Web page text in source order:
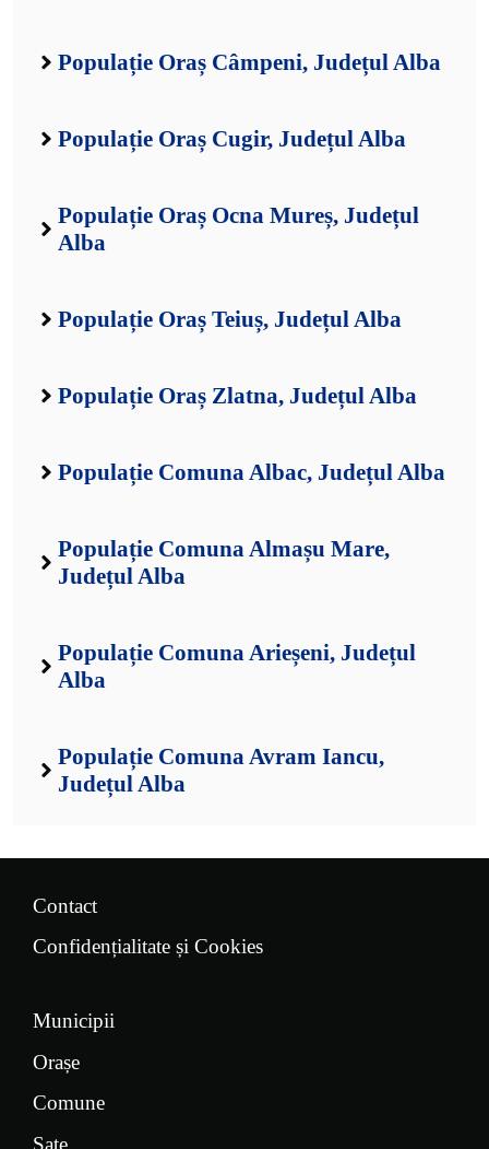
Populație Oraș Câmpeni, Județul Alba
Populație Oraș Cugir, Județul Alba
Populație Oraș Ocna Mureș, Județul
Alba
Populație Oraș Teiuș, Județul Alba
Populație Oraș Zlatna, Județul Alba
Populație Comuna Albac, Județul Alba
Populație Comuna Almașu Mare,
Județul Alba
Populație Comuna Arieșeni, Județul
Alba
Populație Comuna Avram Iancu,
Județul Alba
Contact
Confidențialitate și Cookies
Municipii
Orașe
Comune
Sate